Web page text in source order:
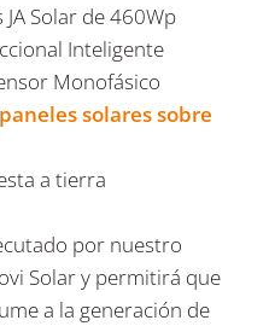
Solar de 460Wp
Inteligente
Monofásico
solares sobre
a tierra
por nuestro
Solar y permitirá que
a la generación de